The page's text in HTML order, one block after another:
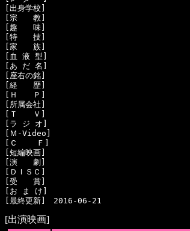
[出身学校]
[宗　　教]
[趣　　味]
[特　　技]
[家　　族]
[血 液 型]
[あ だ 名]
[座右の銘]
[経　　歴]
[Ｈ　　Ｐ]
[所属会社]
[Ｔ　　Ｖ]
[ラ ジ オ]
[Ｍ-Video]
[Ｃ    Ｆ]
[短編映画]
[演　　劇]
[ＤＩＳＣ]
[受　　賞]
[お ま け]
[出演映画]